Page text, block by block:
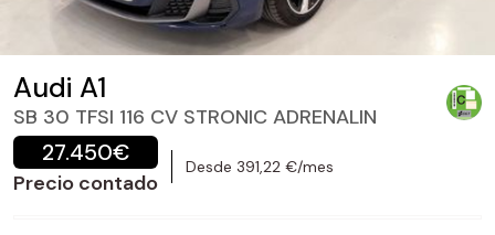
Audi A1
SB 30 TFSI 116 CV STRONIC ADRENALIN
27.450€
Precio contado
Desde 391,22 €/mes